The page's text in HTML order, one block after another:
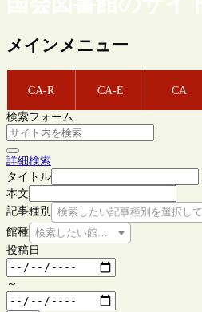
メインメニュー
CA-R CA-E CA
検索フォーム
詳細検索
タイトル
本文
記事種別
検索したい記事種別を選択し
館種 検索したい館種を選択してください
投稿日
～